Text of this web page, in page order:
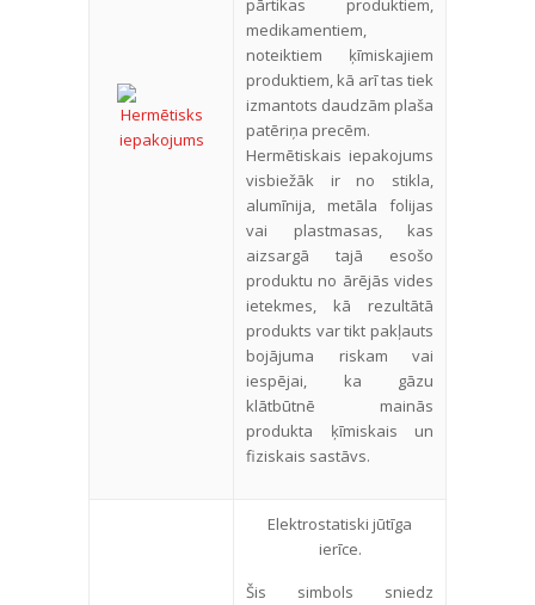
pārtikas produktiem,
medikamentiem,
noteiktiem ķīmiskajiem
produktiem, kā arī tas tiek
izmantots daudzām plaša
patēriņa precēm.
Hermētiskais iepakojums
visbiežāk ir no stikla,
alumīnija, metāla folijas
vai plastmasas, kas
aizsargā tajā esošo
produktu no ārējās vides
ietekmes, kā rezultātā
produkts var tikt pakļauts
bojājuma riskam vai
iespējai, ka gāzu
klātbūtnē mainās
produkta ķīmiskais un
fiziskais sastāvs.
Elektrostatiski jūtīga
ierīce.
Šis simbols sniedz